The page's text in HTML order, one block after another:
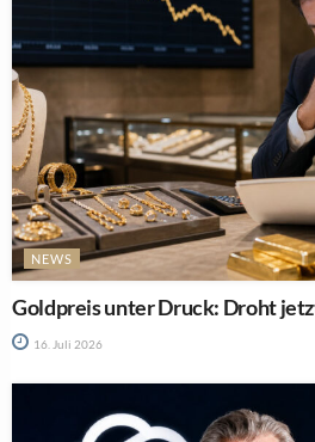
NEWS
Goldpreis unter Druck: Droht
16. Juli 2026